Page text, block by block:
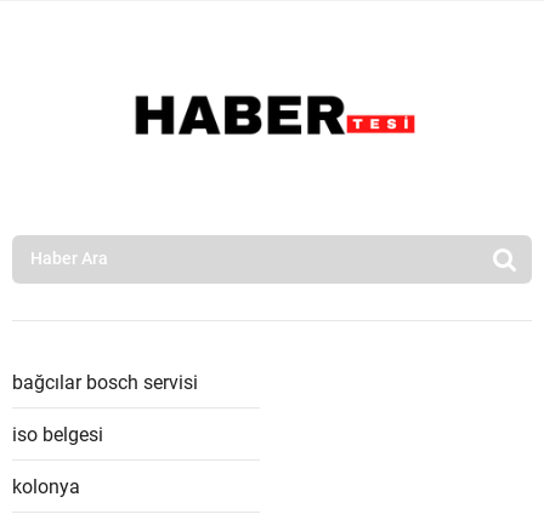
bağcılar bosch servisi
iso belgesi
kolonya